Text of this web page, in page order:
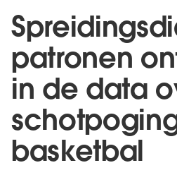
patronen
in de data
basketbal